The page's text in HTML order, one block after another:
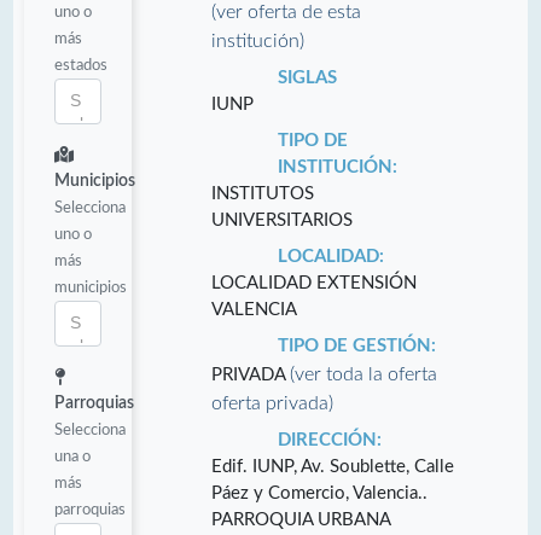
uno o
más
estados
Municipios
Selecciona
uno o
más
municipios
Parroquias
Selecciona
una o
más
parroquias
(ver oferta de esta
institución)
SIGLAS
IUNP
TIPO DE
INSTITUCIÓN:
INSTITUTOS
UNIVERSITARIOS
LOCALIDAD:
LOCALIDAD EXTENSIÓN
VALENCIA
TIPO DE GESTIÓN:
PRIVADA (ver toda la oferta
oferta privada)
DIRECCIÓN:
Edif. IUNP, Av. Soublette, Calle
Páez y Comercio, Valencia..
PARROQUIA URBANA